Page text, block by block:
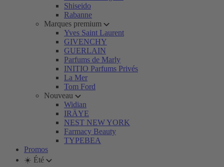
Shiseido
Rabanne
Marques premium
Yves Saint Laurent
GIVENCHY
GUERLAIN
Parfums de Marly
INITIO Parfums Privés
La Mer
Tom Ford
Nouveau
Widian
IRÄYE
NEST NEW YORK
Farmacy Beauty
TYPEBEA
Promos
☀️ Été